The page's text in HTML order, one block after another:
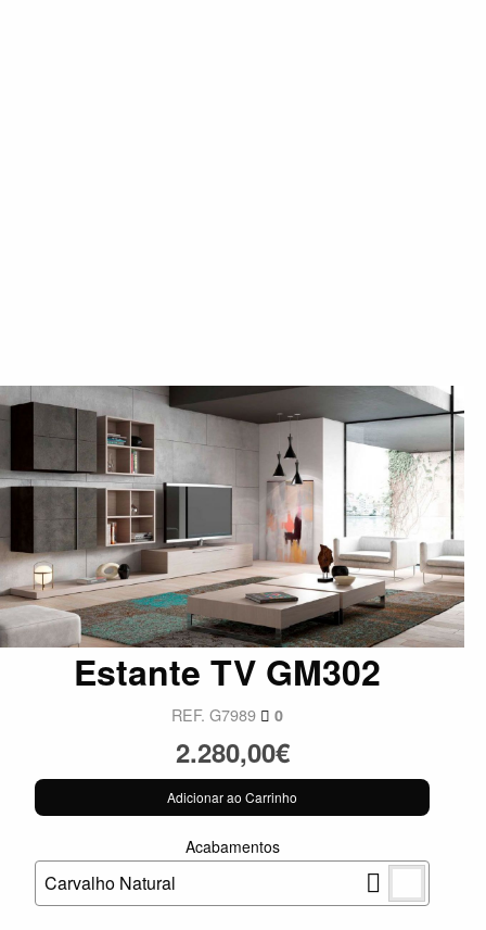
Estante TV GM302
REF. G7989 0
2.280,00€
Adicionar ao Carrinho
Acabamentos
Carvalho Natural